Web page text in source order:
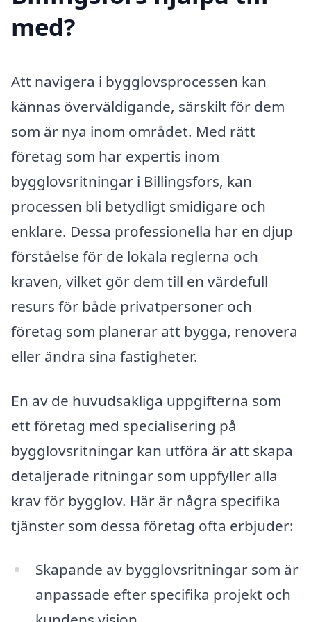
med?
Att navigera i bygglovsprocessen kan
kännas överväldigande, särskilt för dem
som är nya inom området. Med rätt
företag som har expertis inom
bygglovsritningar i Billingsfors, kan
processen bli betydligt smidigare och
enklare. Dessa professionella har en djup
förståelse för de lokala reglerna och
kraven, vilket gör dem till en värdefull
resurs för både privatpersoner och
företag som planerar att bygga, renovera
eller ändra sina fastigheter.
En av de huvudsakliga uppgifterna som
ett företag med specialisering på
bygglovsritningar kan utföra är att skapa
detaljerade ritningar som uppfyller alla
krav för bygglov. Här är några specifika
tjänster som dessa företag ofta erbjuder:
Skapande av bygglovsritningar som är
anpassade efter specifika projekt och